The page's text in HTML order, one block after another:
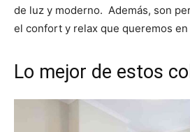
de luz y moderno. Además, son
el confort y relax que queremos en
Lo mejor de estos